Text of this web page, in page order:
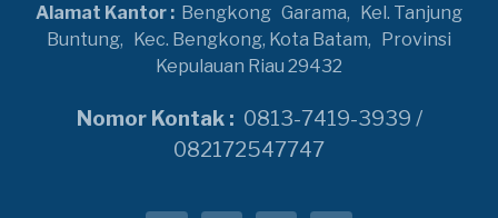
Alamat Kantor : Bengkong Garama, Kel. Tanjung
Buntung, Kec. Bengkong, Kota Batam, Provinsi
Kepulauan Riau 29432
Nomor Kontak : 0813-7419-3939 /
082172547747